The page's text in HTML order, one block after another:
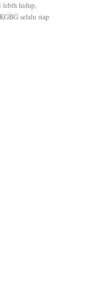
lebih hidup,
selalu siap